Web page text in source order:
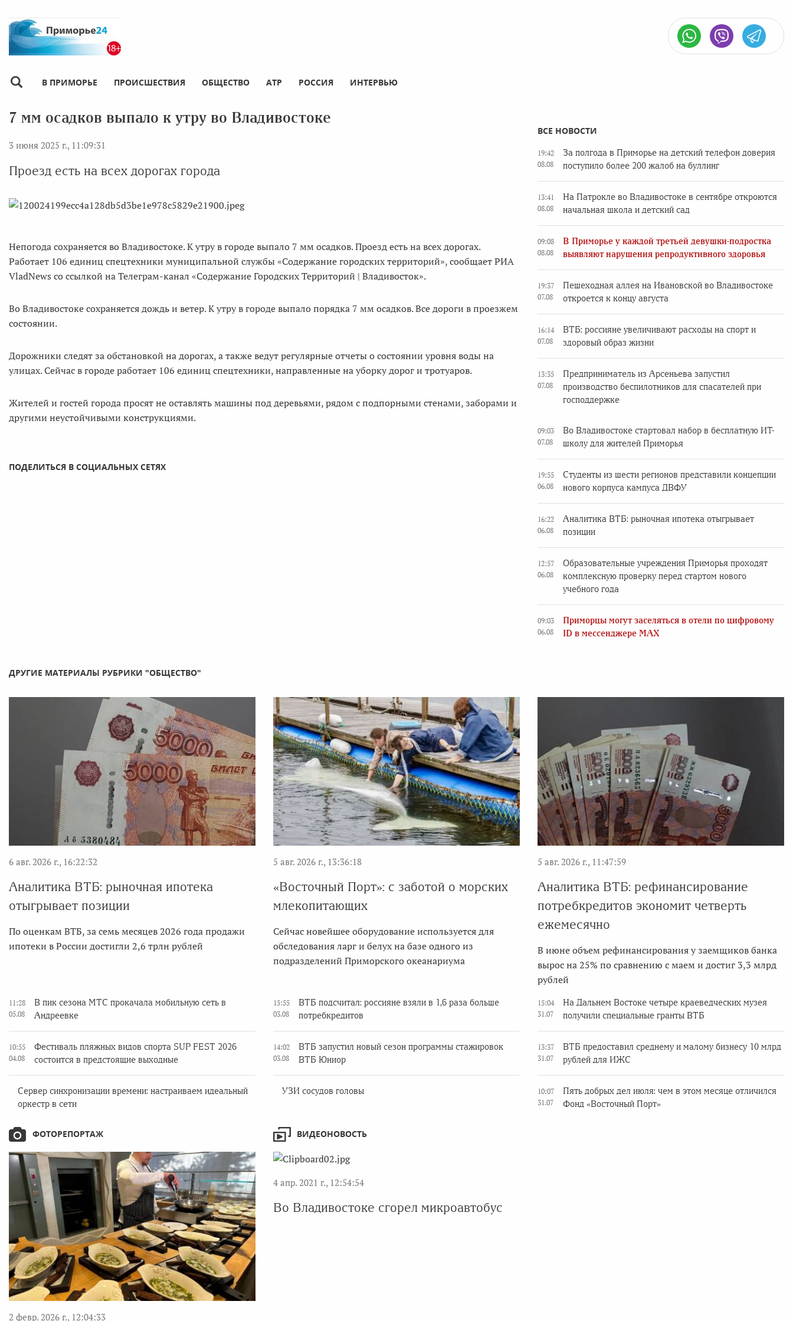
В ПРИМОРЬЕ ПРОИСШЕСТВИЯ ОБЩЕСТВО АТР РОССИЯ ИНТЕРВЬЮ
7 мм осадков выпало к утру во Владивостоке
3 июня 2025 г., 11:09:31
Проезд есть на всех дорогах города
Непогода сохраняется во Владивостоке. К утру в городе выпало 7 мм осадков. Проезд есть на всех дорогах.
Работает 106 единиц спецтехники муниципальной службы «Содержание городских территорий», сообщает РИА
VladNews со ссылкой на Телеграм-канал «Содержание Городских Территорий | Владивосток».
Во Владивостоке сохраняется дождь и ветер. К утру в городе выпало порядка 7 мм осадков. Все дороги в проезжем
состоянии.
Дорожники следят за обстановкой на дорогах, а также ведут регулярные отчеты о состоянии уровня воды на
улицах. Сейчас в городе работает 106 единиц спецтехники, направленные на уборку дорог и тротуаров.
Жителей и гостей города просят не оставлять машины под деревьями, рядом с подпорными стенами, заборами и
другими неустойчивыми конструкциями.
ПОДЕЛИТЬСЯ В СОЦИАЛЬНЫХ СЕТЯХ
ВСЕ НОВОСТИ
19:42
08.08
За полгода в Приморье на детский телефон доверия
поступило более 200 жалоб на буллинг
13:41
08.08
На Патрокле во Владивостоке в сентябре откроются
начальная школа и детский сад
09:08
08.08
В Приморье у каждой третьей девушки-подростка
выявляют нарушения репродуктивного здоровья
19:37
07.08
Пешеходная аллея на Ивановской во Владивостоке
откроется к концу августа
16:14
07.08
ВТБ: россияне увеличивают расходы на спорт и
здоровый образ жизни
13:35
07.08
Предприниматель из Арсеньева запустил
производство беспилотников для спасателей при
господдержке
09:03
07.08
Во Владивостоке стартовал набор в бесплатную ИТ-
школу для жителей Приморья
19:55
06.08
Студенты из шести регионов представили концепции
нового корпуса кампуса ДВФУ
16:22
06.08
Аналитика ВТБ: рыночная ипотека отыгрывает
позиции
12:57
06.08
Образовательные учреждения Приморья проходят
комплексную проверку перед стартом нового
учебного года
09:03
06.08
Приморцы могут заселяться в отели по цифровому
ID в мессенджере MAX
ДРУГИЕ МАТЕРИАЛЫ РУБРИКИ "ОБЩЕСТВО"
6 авг. 2026 г., 16:22:32
Аналитика ВТБ: рыночная ипотека
отыгрывает позиции
По оценкам ВТБ, за семь месяцев 2026 года продажи
ипотеки в России достигли 2,6 трлн рублей
5 авг. 2026 г., 13:36:18
«Восточный Порт»: с заботой о морских
млекопитающих
Сейчас новейшее оборудование используется для
обследования ларг и белух на базе одного из
подразделений Приморского океанариума
5 авг. 2026 г., 11:47:59
Аналитика ВТБ: рефинансирование
потребкредитов экономит четверть
ежемесячно
В июне объем рефинансирования у заемщиков банка
вырос на 25% по сравнению с маем и достиг 3,3 млрд
рублей
11:28
05.08
В пик сезона МТС прокачала мобильную сеть в
Андреевке
10:55
04.08
Фестиваль пляжных видов спорта SUP FEST 2026
состоится в предстоящие выходные
Сервер синхронизации времени: настраиваем идеальный
оркестр в сети
15:55
03.08
ВТБ подсчитал: россияне взяли в 1,6 раза больше
потребкредитов
14:02
03.08
ВТБ запустил новый сезон программы стажировок
ВТБ Юниор
УЗИ сосудов головы
15:04
31.07
На Дальнем Востоке четыре краеведческих музея
получили специальные гранты ВТБ
13:37
31.07
ВТБ предоставил среднему и малому бизнесу 10 млрд
рублей для ИЖС
10:07
31.07
Пять добрых дел июля: чем в этом месяце отличился
Фонд «Восточный Порт»
ФОТОРЕПОРТАЖ
2 февр. 2026 г., 12:04:33
ВИДЕОНОВОСТЬ
4 апр. 2021 г., 12:54:54
Во Владивостоке сгорел микроавтобус